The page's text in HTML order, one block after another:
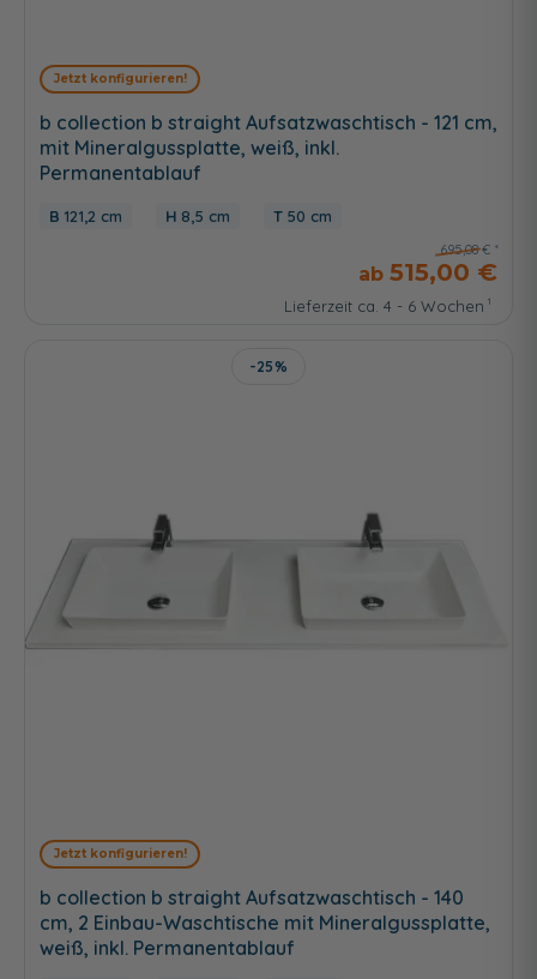
Jetzt konfigurieren!
b collection b straight Aufsatzwaschtisch - 121 cm,
mit Mineralgussplatte, weiß, inkl.
Permanentablauf
121,2 cm 8,5 cm 50 cm
695,08 €
515,00 €
Lieferzeit ca. 4 - 6 Wochen
Jetzt konfigurieren!
-25%
b collection b straight Aufsatzwaschtisch - 140
cm, 2 Einbau-Waschtische mit Mineralgussplatte,
weiß, inkl. Permanentablauf